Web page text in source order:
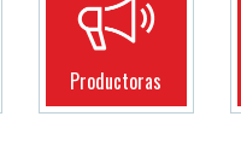
Productoras